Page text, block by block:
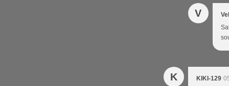
V
K KIKI-129